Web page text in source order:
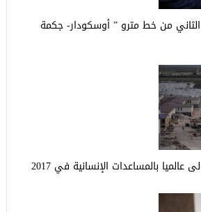
من خط مترو ” أوسكودار- جكمة
عالميا بالمساعدات الإنسانية في 2017